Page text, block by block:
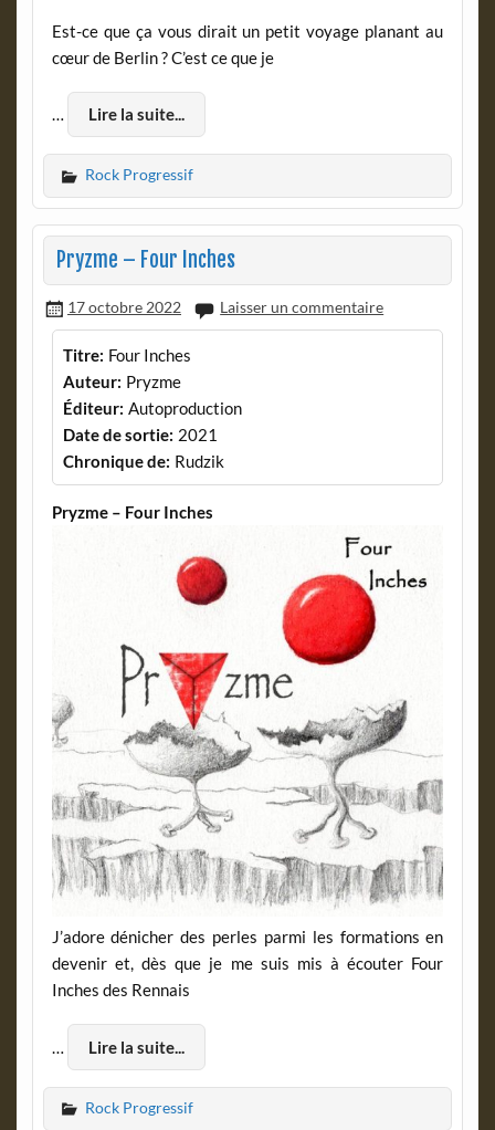
Est-ce que ça vous dirait un petit voyage planant au
cœur de Berlin ? C’est ce que je
… Lire la suite...
Rock Progressif
Pryzme – Four Inches
17 octobre 2022 Laisser un commentaire
Titre: Four Inches
Auteur: Pryzme
Éditeur: Autoproduction
Date de sortie: 2021
Chronique de: Rudzik
Pryzme – Four Inches
J’adore dénicher des perles parmi les formations en
devenir et, dès que je me suis mis à écouter Four
Inches des Rennais
… Lire la suite...
Rock Progressif